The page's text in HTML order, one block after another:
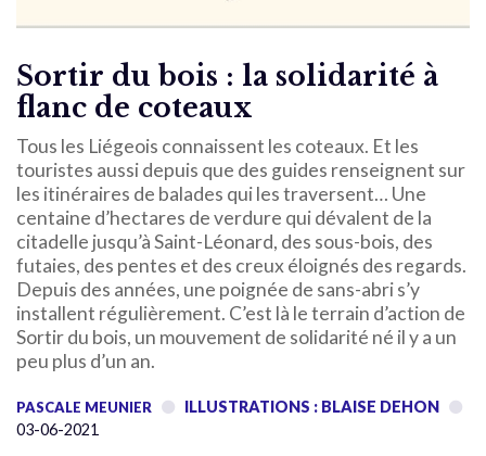
Sortir du bois : la solidarité à
flanc de coteaux
Tous les Liégeois connaissent les coteaux. Et les
touristes aussi depuis que des guides renseignent sur
les itinéraires de balades qui les traversent… Une
centaine d’hectares de verdure qui dévalent de la
citadelle jusqu’à Saint-Léonard, des sous-bois, des
futaies, des pentes et des creux éloignés des regards.
Depuis des années, une poignée de sans-abri s’y
installent régulièrement. C’est là le terrain d’action de
Sortir du bois, un mouvement de solidarité né il y a un
peu plus d’un an.
PASCALE MEUNIER
ILLUSTRATIONS : BLAISE DEHON
03-06-2021